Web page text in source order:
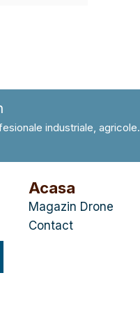
industriale, agricole.
Acasa
Magazin Drone
Contact